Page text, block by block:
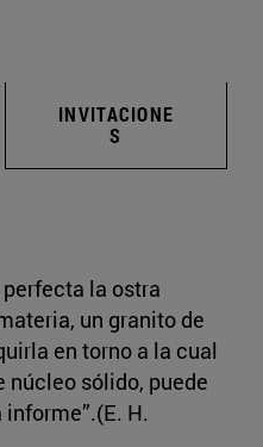
la ostra
un granito de
en torno a la cual
núcleo sólido, puede
H.
INVITACIONE
S